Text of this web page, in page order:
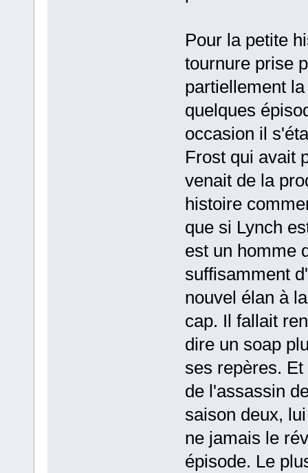
Pour la petite
tournure prise
partiellement
quelques
occasion il
Frost qui avait
venait de la
histoire
que si Lynch
est un homme
suffisamment
nouvel élan à
cap. Il fallait
dire un soap
ses repères.
de l'assassin
saison deux,
ne jamais le
épisode. Le